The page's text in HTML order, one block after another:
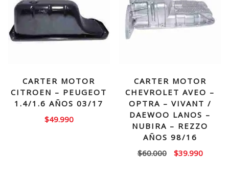
CARTER MOTOR
CITROEN – PEUGEOT
1.4/1.6 AÑOS 03/17
$49.990
CARTER MOTOR
CHEVROLET AVEO –
OPTRA – VIVANT /
DAEWOO LANOS –
NUBIRA – REZZO
AÑOS 98/16
$60.000
El
$39.990El